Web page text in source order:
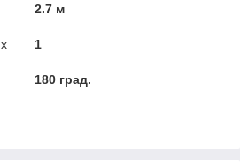
2.7 м
1
180 град.